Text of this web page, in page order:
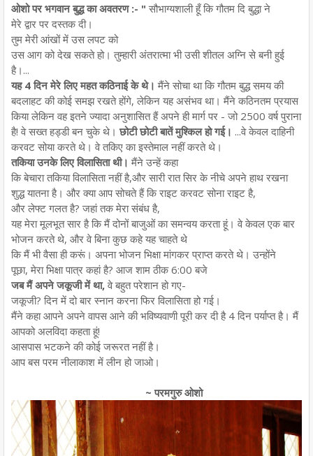
ओशो पर भगवान बुद्ध का अवतरण :- " सौभाग्यशाली हूँ कि गौतम दि बुद्धा ने
मेरे द्वार पर दस्तक दी।
तुम मेरी आंखों में उस लपट को
उस आग को देख सकते हो। तुम्हारी अंतरात्मा भी उसी शीतल अग्नि से बनी हुई
है।...
यह 4 दिन मेरे लिए महत कठिनाई के थे। मैंने सोचा था कि गौतम बुद्ध समय की
बदलाहट की कोई समझ रखते होंगे, लेकिन यह असंभव था। मैंने कठिनतम प्रयास
किया लेकिन वह इतने ज्यादा अनुशासित हैं अपने ही मार्ग पर - जो 2500 वर्ष पुराना
है! वे सख्त हड्डी बन चुके थे। छोटी छोटी बातें मुश्किल हो गई। ...वे केवल दाहिनी
करवट सोया करते थे। वे तकिए का इस्तेमाल नहीं करते थे।
तकिया उनके लिए विलासिता थी। मैंने उन्हें कहा
कि बेचारा तकिया विलासिता नहीं है,और सारी रात सिर के नीचे अपने हाथ रखना
शुद्ध यातना है। और क्या आप सोचते हैं कि राइट करवट सोना राइट है,
और लेफ्ट गलत है? जहां तक मेरा संबंध है,
यह मेरा मूलभूत सार है कि मैं दोनों बाजुओं का समन्वय करता हूं। वे केवल एक बार
भोजन करते थे, और वे बिना कुछ कहे यह चाहते थे
कि मैं भी वैसा ही करूं। अपना भोजन भिक्षा मांगकर प्राप्त करते थे। उन्होंने
पूछा, मेरा भिक्षा पात्र कहां है? आज शाम ठीक 6:00 बजे
जब मैं अपने जकूजी में था, वे बहुत परेशान हो गए-
जकूजी? दिन में दो बार स्नान करना फिर विलासिता हो गई।
मैंने कहा आपने अपने वापस आने की भविष्यवाणी पूरी कर दी है 4 दिन पर्याप्त है। मैं
आपको अलविदा कहता हूं!
आसपास भटकने की कोई जरूरत नहीं है।
आप बस परम नीलाकाश में लीन हो जाओ।
~ परमगुरु ओशो